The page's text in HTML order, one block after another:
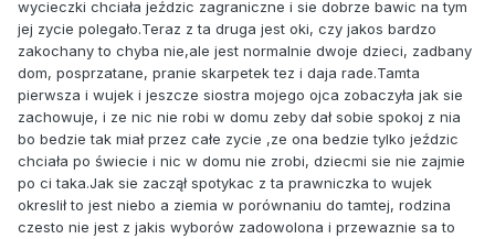
wycieczki chciała jeździc zagraniczne i sie dobrze bawic na tym
jej zycie polegało.Teraz z ta druga jest oki, czy jakos bardzo
zakochany to chyba nie,ale jest normalnie dwoje dzieci, zadbany
dom, posprzatane, pranie skarpetek tez i daja rade.Tamta
pierwsza i wujek i jeszcze siostra mojego ojca zobaczyła jak sie
zachowuje, i ze nic nie robi w domu zeby dał sobie spokoj z nia
bo bedzie tak miał przez całe zycie ,ze ona bedzie tylko jeździc
chciała po świecie i nic w domu nie zrobi, dziecmi sie nie zajmie
po ci taka.Jak sie zaczął spotykac z ta prawniczka to wujek
okreslił to jest niebo a ziemia w porównaniu do tamtej, rodzina
czesto nie jest z jakis wyborów zadowolona i przewaznie sa to